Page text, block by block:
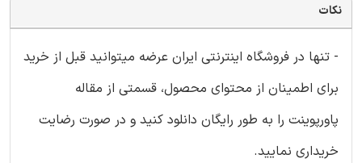
نکات
- تنها در فروشگاه اینترنتی ایران عرضه میتوانید قبل از خرید
برای اطمینان از محتوای محصول، قسمتی از مقاله
پاورپوینت را به طور رایگان دانلود کنید و در صورت رضایت
خریداری نمایید.